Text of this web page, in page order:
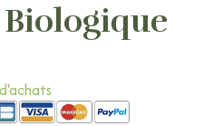
d'achats